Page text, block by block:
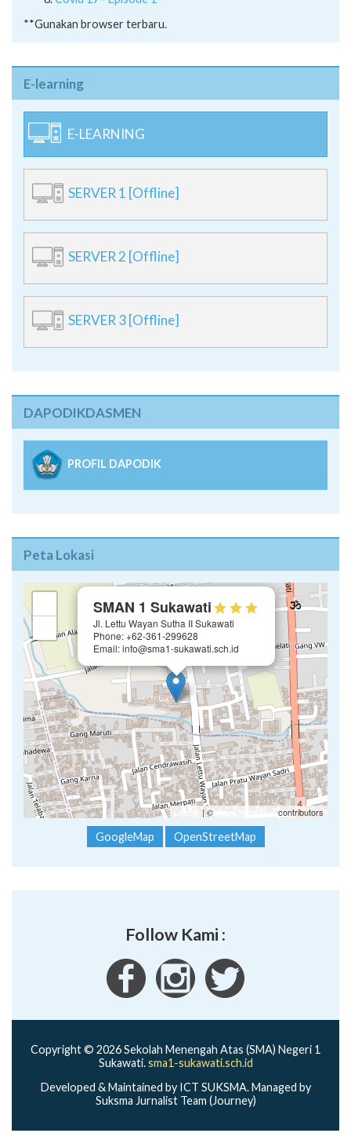
**Gunakan browser terbaru.
E-learning
E-LEARNING
SERVER 1 [Offline]
SERVER 2 [Offline]
SERVER 3 [Offline]
DAPODIKDASMEN
PROFIL DAPODIK
Peta Lokasi
SMAN 1 Sukawati
Jl. Lettu Wayan Sutha II Sukawati
Phone: +62-361-299628
Email: info@sma1-sukawati.sch.id
Leaflet | ©OpenStreetMap contributors
GoogleMap OpenStreetMap
Follow Kami :
Copyright © 2026 Sekolah Menengah Atas (SMA) Negeri 1
Sukawati.sma1-sukawati.sch.id
Developed & Maintained by ICT SUKSMA. Managed by
Suksma Jurnalist Team (Journey)